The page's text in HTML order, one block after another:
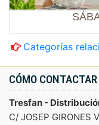
Categorías
CÓMO CONTACTAR
Tresfan -
C/ JOSEP GIRONES